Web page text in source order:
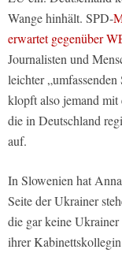
Wange hinhält. SPD-
erwartet gegenüber
Journalisten und
leichter
klopft also jemand
die in Deutschland
auf.
In Slowenien hat
Seite der Ukrainer
die gar keine
ihrer